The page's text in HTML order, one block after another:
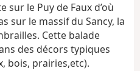
v
sur le Puy de Faux d’où
sur le massif du Sancy, la
Cette balade
des décors typiques
bois, prairies,etc).